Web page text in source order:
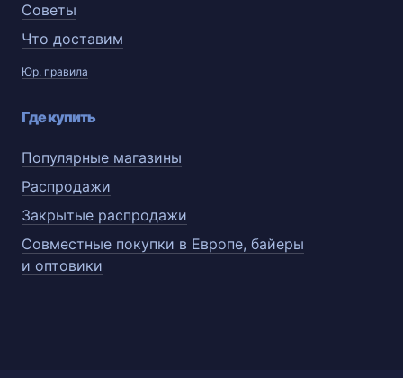
Советы
Что доставим
Юр. правила
Где купить
Популярные магазины
Распродажи
Закрытые распродажи
Совместные покупки в Европе, байеры
и оптовики